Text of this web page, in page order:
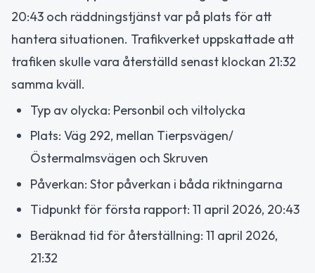
20:43 och räddningstjänst var på plats för att
hantera situationen. Trafikverket uppskattade att
trafiken skulle vara återställd senast klockan 21:32
samma kväll.
Typ av olycka: Personbil och viltolycka
Plats: Väg 292, mellan Tierpsvägen/
Östermalmsvägen och Skruven
Påverkan: Stor påverkan i båda riktningarna
Tidpunkt för första rapport: 11 april 2026, 20:43
Beräknad tid för återställning: 11 april 2026,
21:32